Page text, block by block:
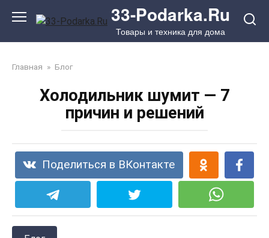
33-Podarka.Ru
Товары и техника для дома
Главная » Блог
Холодильник шумит — 7
причин и решений
Поделиться в ВКонтакте